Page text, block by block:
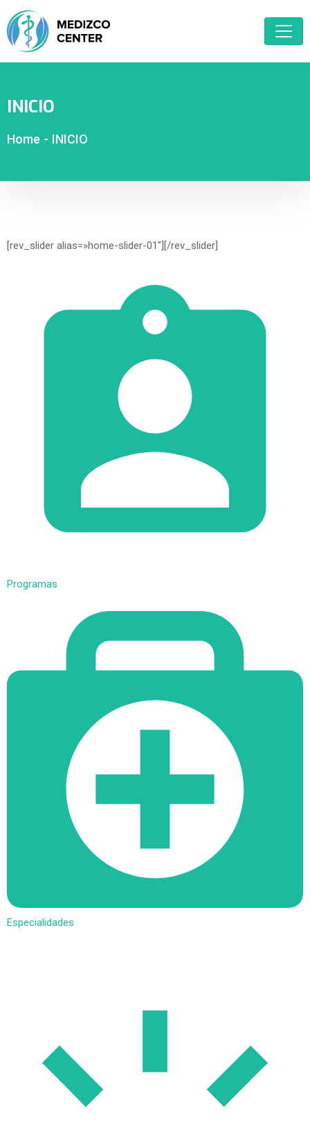
INICIO
Home - INICIO
[rev_slider alias=»home-slider-01″][/rev_slider]
Programas
Especialidades